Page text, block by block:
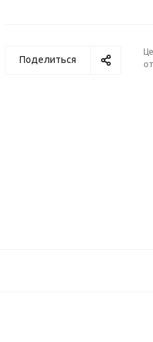
Поделиться